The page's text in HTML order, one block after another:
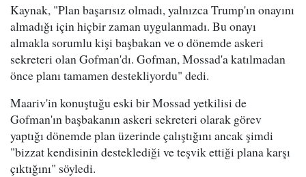
Kaynak, "Plan başarısız olmadı, yalnızca Trump'ın onayını
almadığı için hiçbir zaman uygulanmadı. Bu onayı
almakla sorumlu kişi başbakan ve o dönemde askeri
sekreteri olan Gofman'dı. Gofman, Mossad'a katılmadan
önce planı tamamen destekliyordu" dedi.
Maariv'in konuştuğu eski bir Mossad yetkilisi de
Gofman'ın başbakanın askeri sekreteri olarak görev
yaptığı dönemde plan üzerinde çalıştığını ancak şimdi
"bizzat kendisinin desteklediği ve teşvik ettiği plana karşı
çıktığını" söyledi.